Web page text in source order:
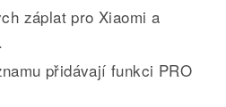
záplat pro Xiaomi a
přidávají funkci PRO